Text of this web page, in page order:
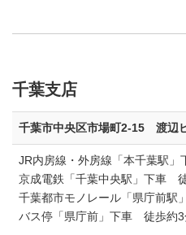
千葉支店
千葉市中央区市場町2-15 渡辺
JR内房線・外房線「本千葉駅
京成電鉄「千葉中央駅」下車
千葉都市モノレール「県庁前
バス停「県庁前」下車 徒歩約3